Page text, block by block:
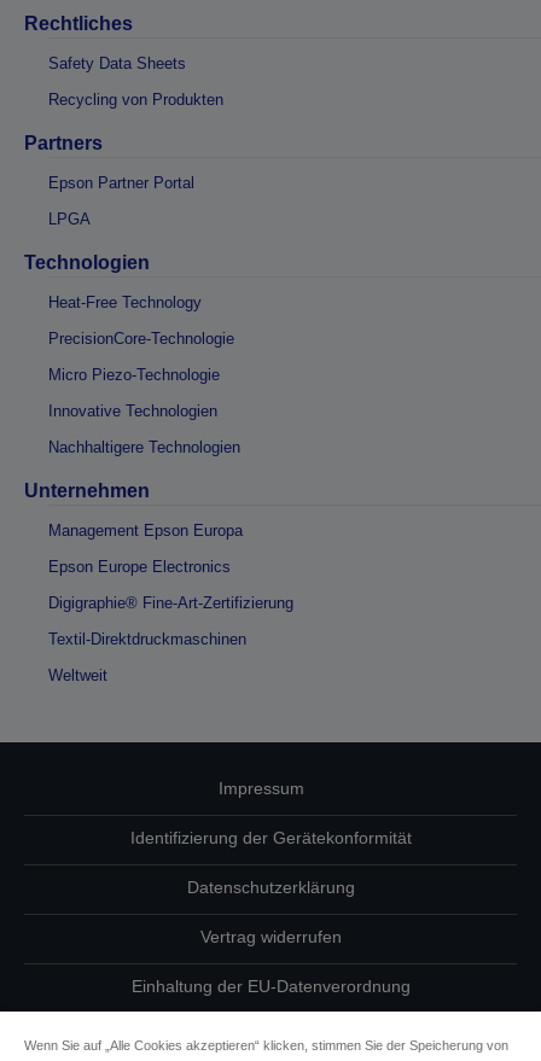
Rechtliches
Safety Data Sheets
Recycling von Produkten
Partners
Epson Partner Portal
LPGA
Technologien
Heat-Free Technology
PrecisionCore-Technologie
Micro Piezo-Technologie
Innovative Technologien
Nachhaltigere Technologien
Unternehmen
Management Epson Europa
Epson Europe Electronics
Digigraphie® Fine-Art-Zertifizierung
Textil-Direktdruckmaschinen
Weltweit
Impressum
Identifizierung der Gerätekonformität
Datenschutzerklärung
Vertrag widerrufen
Einhaltung der EU-Datenverordnung
Wenn Sie auf „Alle Cookies akzeptieren“ klicken, stimmen Sie der Speicherung von